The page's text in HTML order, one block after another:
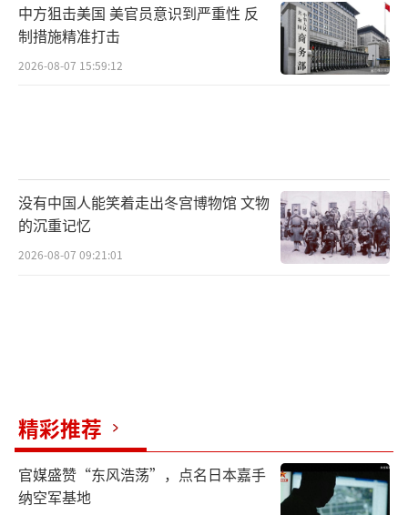
中方狙击美国 美官员意识到严重性 反
制措施精准打击
2026-08-07 15:59:12
没有中国人能笑着走出冬宫博物馆 文物
的沉重记忆
2026-08-07 09:21:01
精彩推荐
官媒盛赞“东风浩荡”，点名日本嘉手
纳空军基地